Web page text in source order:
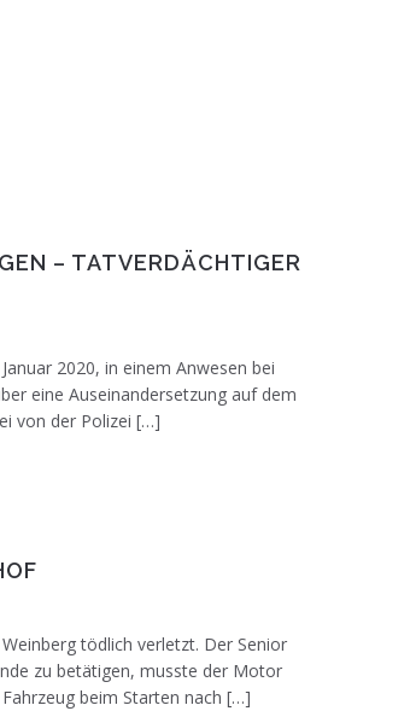
– TATVERDÄCHTIGER
2020, in einem Anwesen bei
eine Auseinandersetzung auf dem
von der Polizei […]
tödlich verletzt. Der Senior
zu betätigen, musste der Motor
beim Starten nach […]